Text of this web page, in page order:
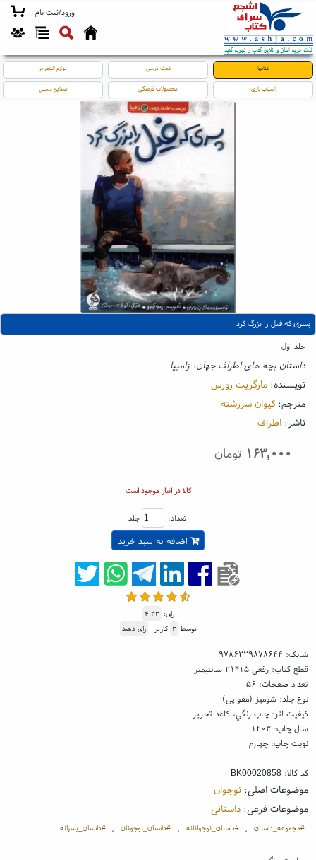
ورود/ثبت نام
کتابها کمک درسی لوازم التحریر
اسباب بازی محصولات فرهنگی صنایع دستی
پسری که فیل را بزرگ کرد
جلد اول
داستان بچه های اطراف جهان: زامبیا
نویسنده: مارگریت رورس
مترجم:کیوان سررشته
ناشر: اطراف
۱۶۳,۰۰۰ تومان
کالا در انبار موجود است
تعداد: جلد
اضافه به سبد خرید
رای: ۴.۳۳
توسط ۳ کاربر - رای دهید
شابک: ۹۷۸۶۲۲۹۸۷۸۶۴۴
قطع کتاب: رقعی ۱۵*۲۱ سانتیمتر
تعداد صفحات: ۵۶
نوع جلد: شومیز (مقوایی)
کیفیت اثر: چاپ رنگي، کاغذ تحریر
سال چاپ: ۱۴۰۳
نوبت چاپ: چهارم
کد کالا:BK00020858
موضوعات اصلی:نوجوان
موضوعات فرعی:داستانی
#مجموعه_داستان ، #داستان_نوجوانانه ، #داستان_نوجونان ، #داستان_پسرانه